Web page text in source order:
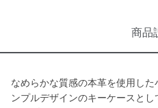
商品
なめらかな質感の本革を使用し
ンプルデザインのキーケースとし